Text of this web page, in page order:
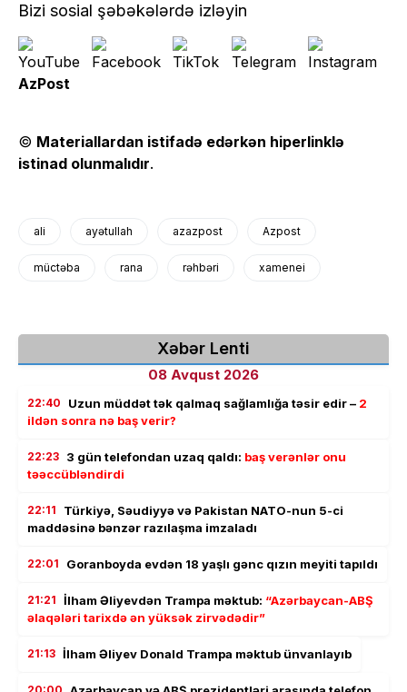
Bizi sosial şəbəkələrdə izləyin
AzPost
© Materiallardan istifadə edərkən hiperlinklə
istinad olunmalıdır.
ali ayətullah azazpost Azpost
müctəba rana rəhbəri xamenei
Xəbər Lenti
08 Avqust 2026
22:40 Uzun müddət tək qalmaq sağlamlığa təsir edir – 2
ildən sonra nə baş verir?
22:23 3 gün telefondan uzaq qaldı: baş verənlər onu
təəccübləndirdi
22:11
Türkiyə, Səudiyyə və Pakistan NATO-nun 5-ci
maddəsinə bənzər razılaşma imzaladı
22:01 Goranboyda evdən 18 yaşlı gənc qızın meyiti tapıldı
21:21 İlham Əliyevdən Trampa məktub: “Azərbaycan-ABŞ
əlaqələri tarixdə ən yüksək zirvədədir”
21:13 İlham Əliyev Donald Trampa məktub ünvanlayıb